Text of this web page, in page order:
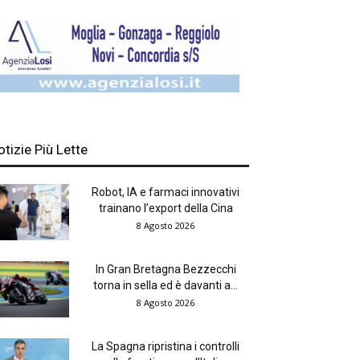
Più Lette
Robot, IA e farmaci innovativi
trainano l’export della Cina
8 Agosto 2026
In Gran Bretagna Bezzecchi
torna in sella ed è davanti a...
8 Agosto 2026
La Spagna ripristina i controlli